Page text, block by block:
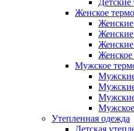
Детские
Женское
Женские
Женское
Мужское
Утепленная одежда
Детская